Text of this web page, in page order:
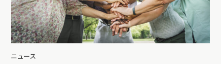
ニュース